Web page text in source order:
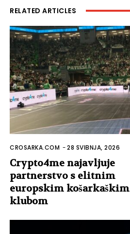
RELATED ARTICLES
CROSARKA.COM -28 SVIBNJA, 2026
Crypto4me najavljuje
partnerstvo s elitnim
europskim košarkaškim
klubom